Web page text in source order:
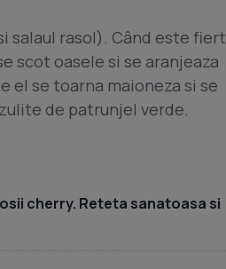
salaul rasol). Când este fiert
scot oasele si se aranjeaza
el se toarna maioneza si se
de patrunjel verde.
cherry. Reteta sanatoasa si